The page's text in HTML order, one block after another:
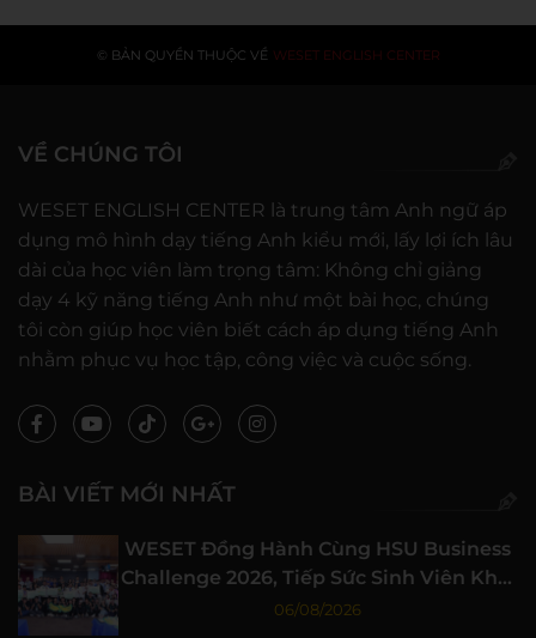
© BẢN QUYỀN THUỘC VỀ WESET ENGLISH CENTER
VỀ CHÚNG TÔI
WESET ENGLISH CENTER là trung tâm Anh ngữ áp
dụng mô hình dạy tiếng Anh kiểu mới, lấy lợi ích lâu
dài của học viên làm trọng tâm: Không chỉ giảng
dạy 4 kỹ năng tiếng Anh như một bài học, chúng
tôi còn giúp học viên biết cách áp dụng tiếng Anh
nhằm phục vụ học tập, công việc và cuộc sống.
BÀI VIẾT MỚI NHẤT
WESET Đồng Hành Cùng HSU Business
Challenge 2026, Tiếp Sức Sinh Viên Khởi
Nghiệp
06/08/2026